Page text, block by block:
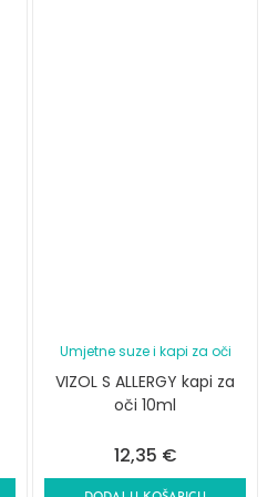
Umjetne suze i kapi za oči
VIZOL S ALLERGY kapi za
oči 10ml
12,35 €